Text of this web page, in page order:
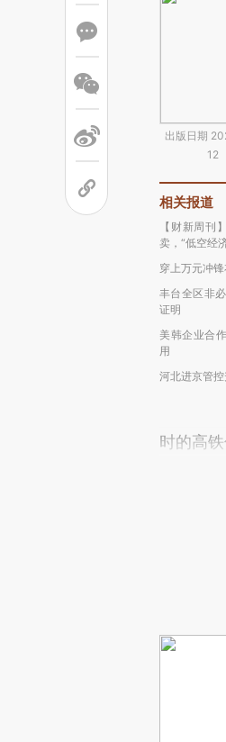
出版日期
12
相关报道
【财新周刊
卖，“低空经
穿上万元冲
丰台全区非
证明
美韩企业合
用
河北进京管
时的高